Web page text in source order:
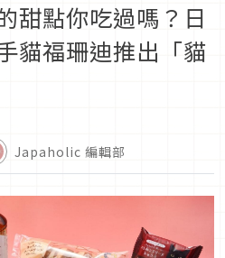
甜點你吃過嗎？日
貓福珊迪推出「貓
Japaholic 編輯部